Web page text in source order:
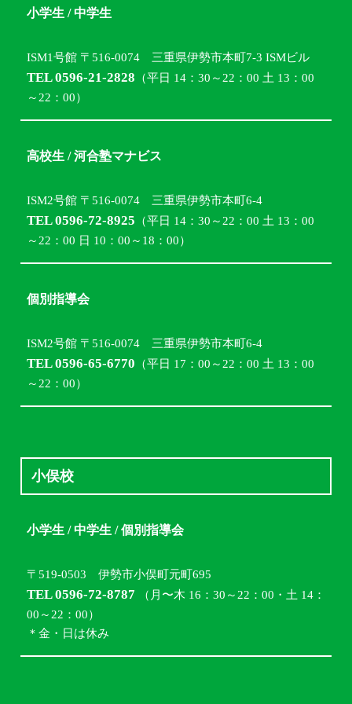
小学生 / 中学生
ISM1号館 〒516-0074 三重県伊勢市本町7-3 ISMビル
TEL 0596-21-2828 （平日 14：30～22：00 土 13：00
～22：00）
高校生 / 河合塾マナビス
ISM2号館 〒516-0074 三重県伊勢市本町6-4
TEL 0596-72-8925 （平日 14：30～22：00 土 13：00
～22：00 日 10：00～18：00）
個別指導会
ISM2号館 〒516-0074 三重県伊勢市本町6-4
TEL 0596-65-6770 （平日 17：00～22：00 土 13：00
～22：00）
小俣校
小学生 / 中学生 / 個別指導会
〒519-0503 伊勢市小俣町元町695
TEL 0596-72-8787 （月〜木 16：30～22：00・土 14：
00～22：00）
＊金・日は休み